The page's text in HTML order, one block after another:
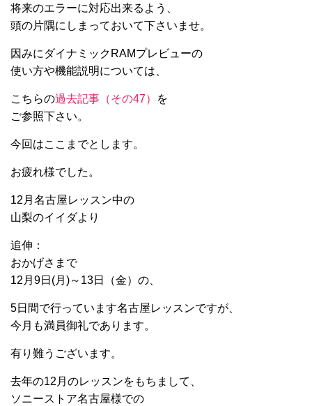
将来のエラーに対応出来るよう、
頭の片隅にしまっておいて下さいませ。
因みにダイナミックRAMプレビューの
使い方や機能説明については、
こちらの過去記事（その47）
を
ご参照下さい。
今回はここまでとします。
お疲れ様でした。
12月名古屋レッスン中の
山梨のイイダより
追伸：
おかげさまで
12月9日(月)～13日（金）の、
5日間で行っています名古屋レッスンですが、
今月も満員御礼であります。
有り難うございます。
去年の12月のレッスンをもちまして、
ソニーストア名古屋様での